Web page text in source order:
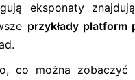
eksponaty
przykłady platform
co można